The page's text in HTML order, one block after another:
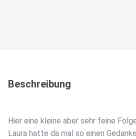
Beschreibung
Hier eine kleine aber sehr feine
Laura hatte da mal so einen